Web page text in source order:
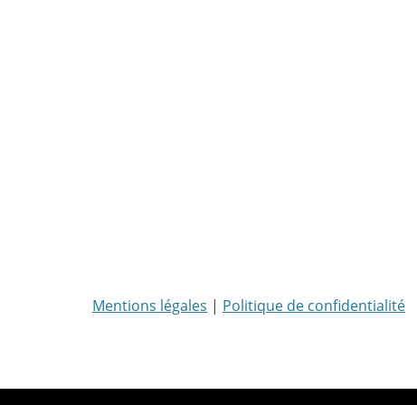
Mentions légales | Politique de confidentialité